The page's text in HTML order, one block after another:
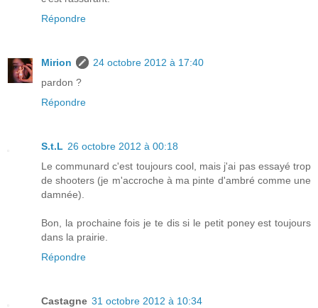
Répondre
Mirion
24 octobre 2012 à 17:40
pardon ?
Répondre
S.t.L 26 octobre 2012 à 00:18
Le communard c'est toujours cool, mais j'ai pas essayé trop
de shooters (je m'accroche à ma pinte d'ambré comme une
damnée).
Bon, la prochaine fois je te dis si le petit poney est toujours
dans la prairie.
Répondre
Castagne 31 octobre 2012 à 10:34